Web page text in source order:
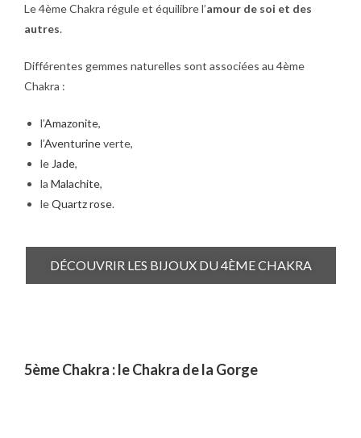
Le 4ème Chakra régule et équilibre l’amour de soi et des
autres.
Différentes gemmes naturelles sont associées au 4ème
Chakra :
l’Amazonite,
l’Aventurineverte,
le Jade,
la Malachite,
leQuartz rose.
DÉCOUVRIR LES BIJOUX DU 4ÈME CHAKRA
5ème Chakra : le Chakra de la Gorge